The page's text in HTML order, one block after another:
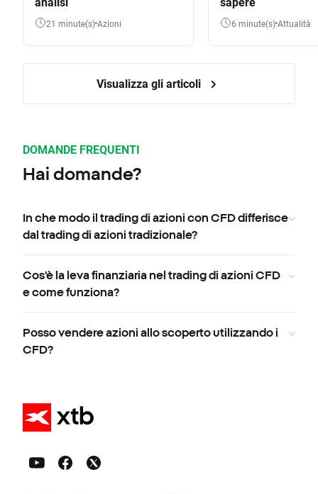
21 minute(s) Azioni 6 minute(s) Attualità
Visualizza gli articoli
DOMANDE FREQUENTI
Hai domande?
In che modo il trading di azioni con CFD differisce
dal trading di azioni tradizionale?
Cos'è la leva finanziaria nel trading di azioni CFD
e come funziona?
Posso vendere azioni allo scoperto utilizzando i
CFD?